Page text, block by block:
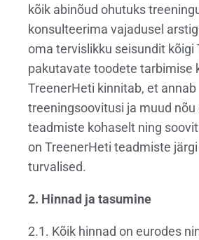
kõik abinõud ohutuks
konsulteerima vajadusel
oma tervislikku seisundit kõigi
pakutavate toodete tarbimise
TreenerHeti kinnitab, et annab
treeningsoovitusi ja muud
teadmiste kohaselt ning
on TreenerHeti teadmiste
turvalised.
2. Hinnad ja tasumine
2.1. Kõik hinnad on eurodes